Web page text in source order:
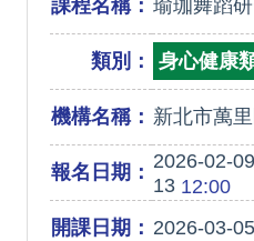
課程名稱： 瑜珈舞蹈
類別： 身心健康
機構名稱： 新北市萬
報名日期： 2026-02-09
1312:00
開課日期： 2026-03-05